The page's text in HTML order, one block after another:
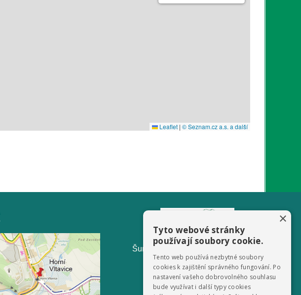
ŠumavaNet.CZ - informace o regionu
×
Tyto webové stránky
používají soubory cookie.
Tento web používá nezbytné soubory
cookies k zajištění správného fungování. Po
nastavení vašeho dobrovolného souhlasu
bude využívat i další typy cookies